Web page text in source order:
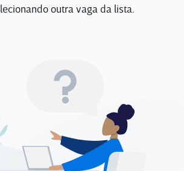
outra vaga da lista.